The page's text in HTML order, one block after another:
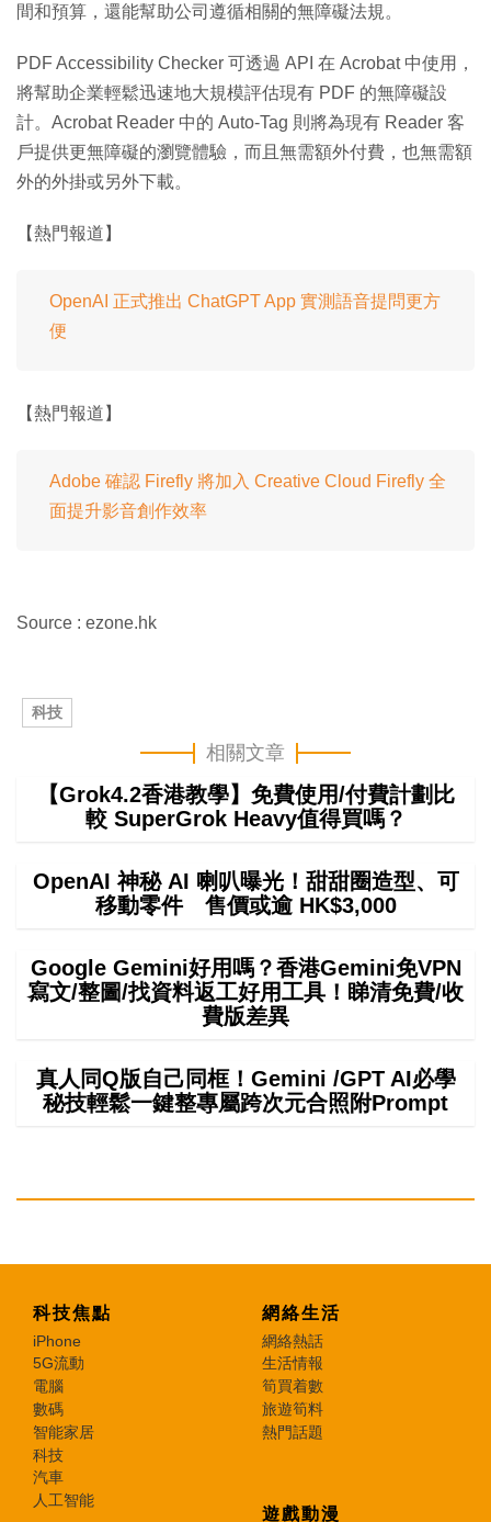
間和預算，還能幫助公司遵循相關的無障礙法規。
PDF Accessibility Checker 可透過 API 在 Acrobat 中使用，
將幫助企業輕鬆迅速地大規模評估現有 PDF 的無障礙設
計。Acrobat Reader 中的 Auto-Tag 則將為現有 Reader 客
戶提供更無障礙的瀏覽體驗，而且無需額外付費，也無需額
外的外掛或另外下載。
【熱門報道】
OpenAI 正式推出 ChatGPT App 實測語音提問更方
便
【熱門報道】
Adobe 確認 Firefly 將加入 Creative Cloud Firefly 全
面提升影音創作效率
Source : ezone.hk
科技
相關文章
【Grok4.2香港教學】免費使用/付費計劃比
較 SuperGrok Heavy值得買嗎？
OpenAI 神秘 AI 喇叭曝光！甜甜圈造型、可
移動零件 售價或逾 HK$3,000
Google Gemini好用嗎？香港Gemini免VPN
寫文/整圖/找資料返工好用工具！睇清免費/收
費版差異
真人同Q版自己同框！Gemini /GPT AI必學
秘技輕鬆一鍵整專屬跨次元合照附Prompt
科技焦點
iPhone
5G流動
電腦
數碼
智能家居
科技
汽車
人工智能
網絡生活
網絡熱話
生活情報
筍買着數
旅遊筍料
熱門話題
遊戲動漫